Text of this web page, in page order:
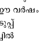
ഈ വര്‍ഷം